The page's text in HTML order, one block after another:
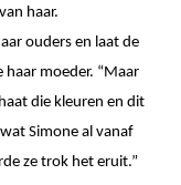
haar.
ouders en laat de
haar moeder. “Maar
die kleuren en dit
Simone al vanaf
ze trok het eruit.”